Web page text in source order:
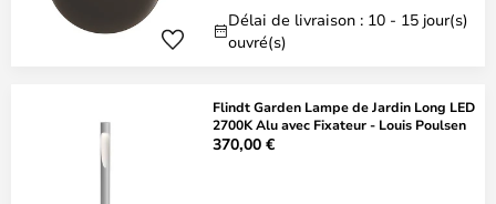
Délai de livraison : 10 - 15 jour(s)
ouvré(s)
Flindt Garden Lampe de Jardin Long LED
2700K Alu avec Fixateur - Louis Poulsen
370,00 €